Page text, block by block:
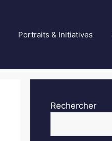
Portraits & Initiatives
Rechercher